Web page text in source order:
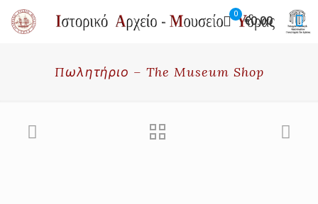
0
€0.00
Πωλητήριο – The Museum Shop